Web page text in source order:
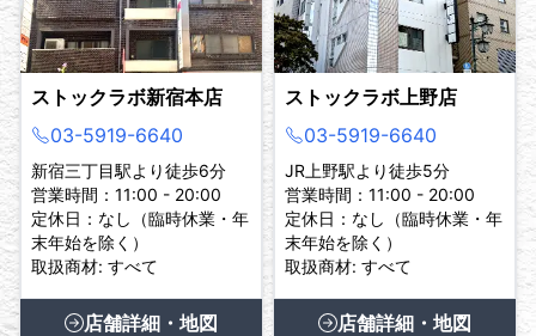
ストックラボ新宿本店
03-5919-6640
新宿三丁目駅より徒歩6分
営業時間：11:00 - 20:00
定休日：なし（臨時休業・年
末年始を除く）
取扱商材: すべて
店舗詳細・地図
ストックラボ上野店
03-5919-6640
JR上野駅より徒歩5分
営業時間：11:00 - 20:00
定休日：なし（臨時休業・年
末年始を除く）
取扱商材: すべて
店舗詳細・地図